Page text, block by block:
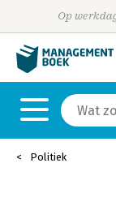
Op
Politiek